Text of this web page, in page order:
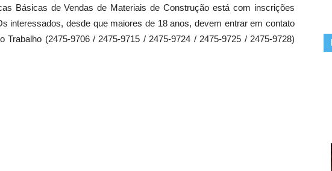
Básicas de Vendas de Materiais de Construção está com inscrições
interessados, desde que maiores de 18 anos, devem entrar em contato
Trabalho (2475-9706 / 2475-9715 / 2475-9724 / 2475-9725 / 2475-9728)